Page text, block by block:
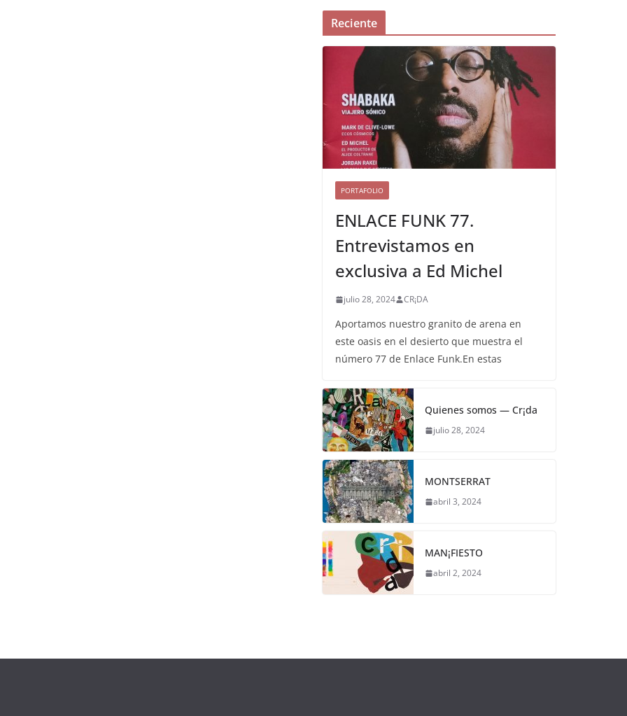
Reciente
PORTAFOLIO
ENLACE FUNK 77.
Entrevistamos en
exclusiva a Ed Michel
julio 28, 2024 CR¡DA
Aportamos nuestro granito de arena en
este oasis en el desierto que muestra el
número 77 de Enlace Funk.En estas
Quienes somos — Cr¡da
julio 28, 2024
MONTSERRAT
abril 3, 2024
MAN¡FIESTO
abril 2, 2024